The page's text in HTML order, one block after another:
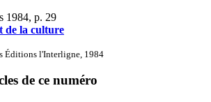
1984, p. 29
de la culture
Éditions l'Interligne, 1984
de ce numéro